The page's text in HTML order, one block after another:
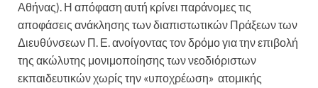
Αθήνας). Η απόφαση αυτή κρίνει παράνομες τις
αποφάσεις ανάκλησης των διαπιστωτικών Πράξεων των
Διευθύνσεων Π. Ε. ανοίγοντας τον δρόμο για την επιβολή
της ακώλυτης μονιμοποίησης των νεοδιόριστων
εκπαιδευτικών χωρίς την «υποχρέωση» ατομικής